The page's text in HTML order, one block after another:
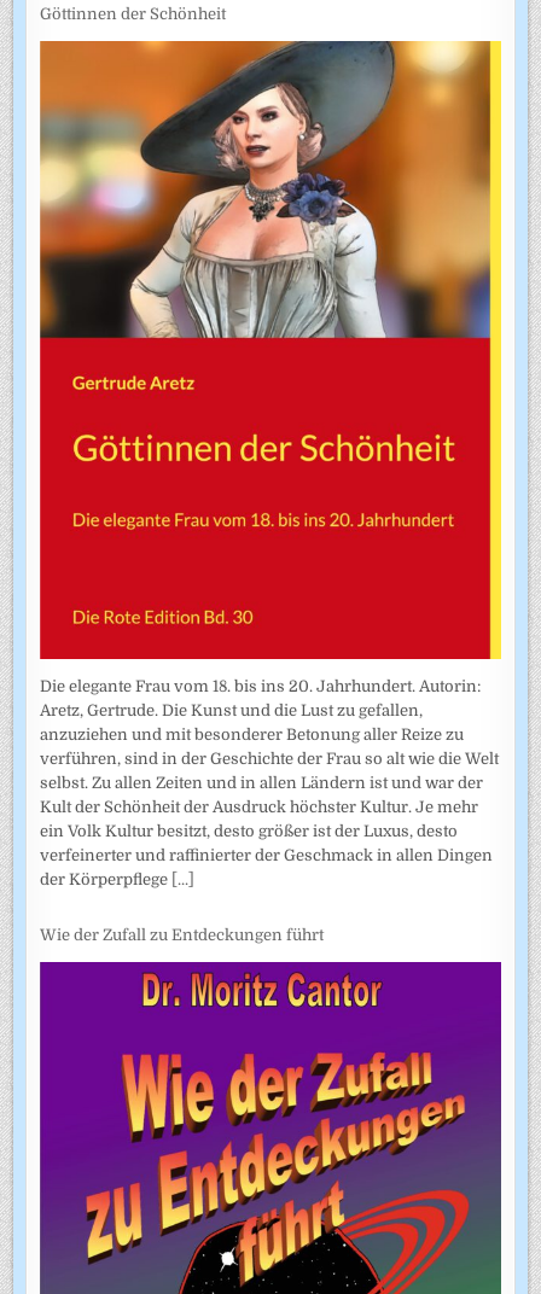
Göttinnen der Schönheit
Die elegante Frau vom 18. bis ins 20. Jahrhundert. Autorin:
Aretz, Gertrude. Die Kunst und die Lust zu gefallen,
anzuziehen und mit besonderer Betonung aller Reize zu
verführen, sind in der Geschichte der Frau so alt wie die Welt
selbst. Zu allen Zeiten und in allen Ländern ist und war der
Kult der Schönheit der Ausdruck höchster Kultur. Je mehr
ein Volk Kultur besitzt, desto größer ist der Luxus, desto
verfeinerter und raffinierter der Geschmack in allen Dingen
der Körperpflege [...]
Wie der Zufall zu Entdeckungen führt